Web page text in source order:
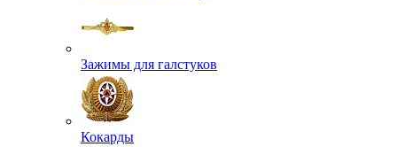
Зажимы для галстуков
Кокарды